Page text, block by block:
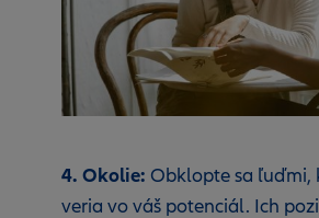
4. Okolie: Obklopte sa ľuďmi,
veria vo váš potenciál. Ich